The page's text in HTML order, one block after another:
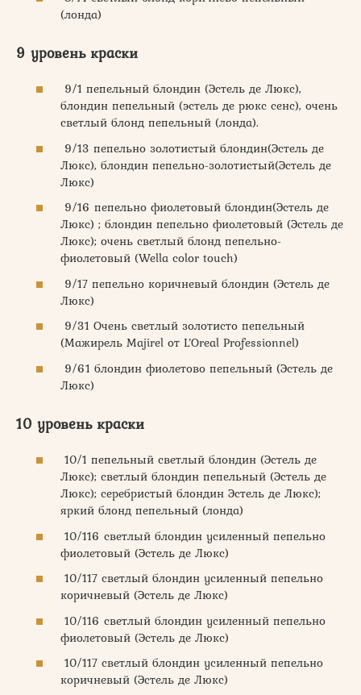
(лонда)
9 уровень краски
9/1 пепельный блондин (Эстель де Люкс),
блондин пепельный (эстель де рюкс сенс), очень
светлый блонд пепельный (лонда).
9/13 пепельно золотистый блондин(Эстель де
Люкс), блондин пепельно-золотистый(Эстель де
Люкс)
9/16 пепельно фиолетовый блондин(Эстель де
Люкс) ; блондин пепельно фиолетовый (Эстель де
Люкс); очень светлый блонд пепельно-
фиолетовый (Wella color touch)
9/17 пепельно коричневый блондин (Эстель де
Люкс)
9/31 Очень светлый золотисто пепельный
(Мажирель Majirel от L’Oreal Professionnel)
9/61 блондин фиолетово пепельный (Эстель де
Люкс)
10 уровень краски
10/1 пепельный светлый блондин (Эстель де
Люкс); светлый блондин пепельный (Эстель де
Люкс); серебристый блондин Эстель де Люкс);
яркий блонд пепельный (лонда)
10/116 светлый блондин усиленный пепельно
фиолетовый (Эстель де Люкс)
10/117 светлый блондин усиленный пепельно
коричневый (Эстель де Люкс)
10/116 светлый блондин усиленный пепельно
фиолетовый (Эстель де Люкс)
10/117 светлый блондин усиленный пепельно
коричневый (Эстель де Люкс)